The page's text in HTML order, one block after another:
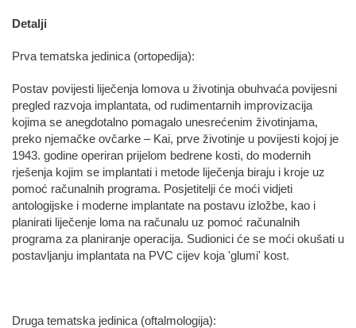
Detalji
Prva tematska jedinica (ortopedija):
Postav povijesti liječenja lomova u životinja obuhvaća povijesni
pregled razvoja implantata, od rudimentarnih improvizacija
kojima se anegdotalno pomagalo unesrećenim životinjama,
preko njemačke ovčarke – Kai, prve životinje u povijesti kojoj je
1943. godine operiran prijelom bedrene kosti, do modernih
rješenja kojim se implantati i metode liječenja biraju i kroje uz
pomoć računalnih programa. Posjetitelji će moći vidjeti
antologijske i moderne implantate na postavu izložbe, kao i
planirati liječenje loma na računalu uz pomoć računalnih
programa za planiranje operacija. Sudionici će se moći okušati u
postavljanju implantata na PVC cijev koja 'glumi' kost.
Druga tematska jedinica (oftalmologija):